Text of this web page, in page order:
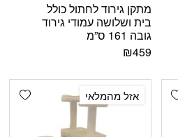
מתקן גירוד לחתול כולל
בית ושלושה עמודי גירוד
גובה 161 ס”מ
₪459
Add wishlistאזל מהמלאי